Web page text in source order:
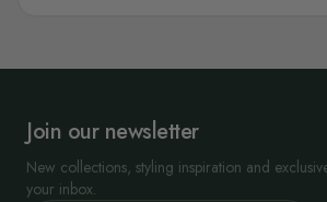
Join our newsletter
New collections, styling inspiration and
your inbox.